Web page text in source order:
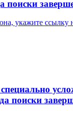
поиски
укажите
поиски